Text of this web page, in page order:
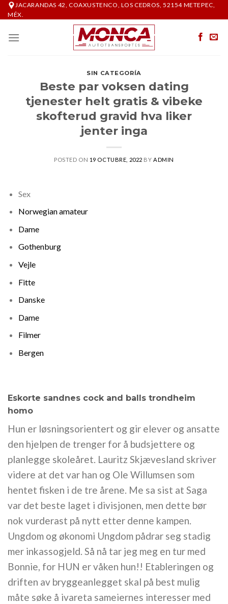
Skip
to
JACARANDAS 42, COAXUSTENCO, LOS CEDROS, 52154 METEPEC,
MÉX.
SIN CATEGORÍA
Beste par voksen dating
tjenester helt gratis & vibeke
skofterud gravid hva liker
jenter inga
POSTED ON 19 OCTUBRE, 2022 BY ADMIN
Sex
Norwegian amateur
Dame
Gothenburg
Vejle
Fitte
Danske
Dame
Filmer
Bergen
Eskorte sandnes cock and balls trondheim
homo
Hun er løsningsorientert og gir elever og ansatte
den hjelpen de trenger for å budsjettere og
planlegge skoleåret. Lauritz Skjævesland skriver
videre at det var han og Ole Willumsen som
hentet fisken i de tre årene. Me sa sist at Saga
var det beste laget i divisjonen, men dette bør
nok vurderast på nytt etter denne kampen.
Ungdom og økonomi Ungdom pådrar seg stadig
mer inkassogjeld. Så nå tar jeg meg en tur med
Bonnie, for HUN er våken hun!! Etableringen og
driften av bryggeanlegget skal på best mulig
måte søke å ivareta sameiernes interesser med